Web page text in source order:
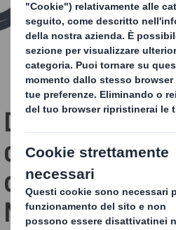
DS Smith
di Partnership
con la
MacArthur